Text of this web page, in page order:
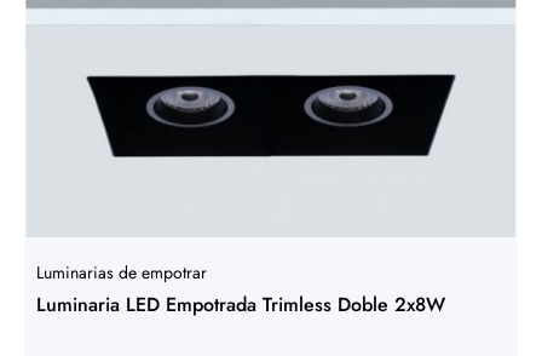
Luminarias de empotrar
Luminaria LED Empotrada Trimless Doble 2x8W